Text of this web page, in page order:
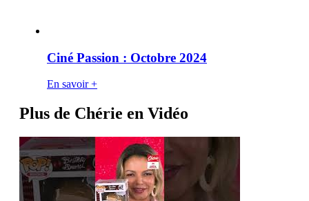
Ciné Passion : Octobre 2024
En savoir +
Plus de Chérie en Vidéo